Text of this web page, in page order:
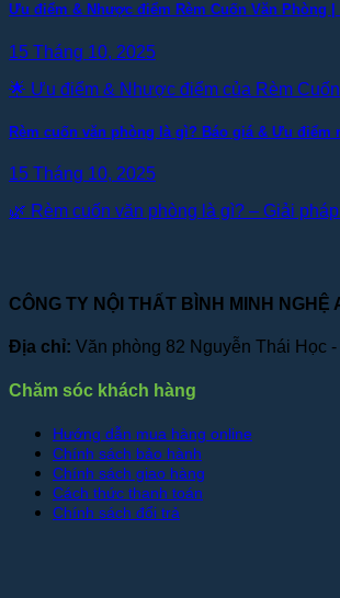
Ưu điểm & Nhược điểm Rèm Cuốn Văn Phòng
15 Tháng 10, 2025
🌟 Ưu điểm & Nhược điểm của Rèm
Rèm cuốn văn phòng là gì? Báo giá & Ưu điểm
15 Tháng 10, 2025
🌿 Rèm cuốn văn phòng là gì? – Giải
CÔNG TY NỘI THẤT BÌNH MINH NGHỆ
Địa chỉ: Văn phòng 82 Nguyễn Thái Học
Chăm sóc khách hàng
Hướng dẫn mua hàng online
Chính sách bảo hành
Chính sách giao hàng
Cách thức thanh toán
Chính sách đổi trả